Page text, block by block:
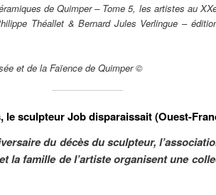
de Quimper – Tome 5, les artistes au
Théallet & Bernard Jules Verlingue –
et de la Faïence de Quimper ©
le sculpteur Job disparaissait (Ouest-
du décès du sculpteur,
la famille de l’artiste organisent une